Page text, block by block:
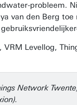
probleem.
den Berg
Levellog,
Network